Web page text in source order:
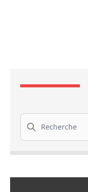
Recherche